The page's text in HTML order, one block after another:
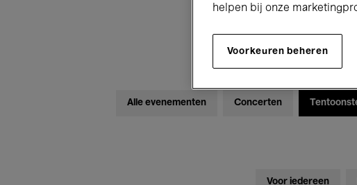
Alle evenementen Concerten
Voor iedereen
helpen bij onze
Voorkeuren beheren